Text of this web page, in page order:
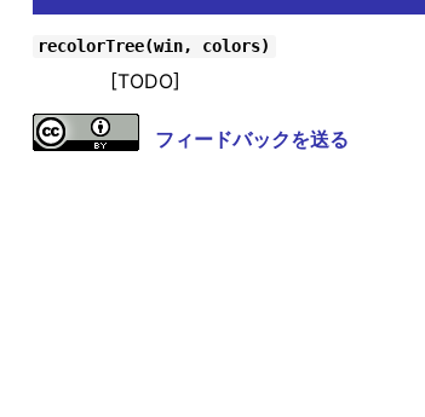
recolorTree(win, colors)
[TODO]
フィードバックを送る